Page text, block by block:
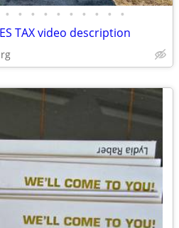
• • • • • • • • • •
TAX video description